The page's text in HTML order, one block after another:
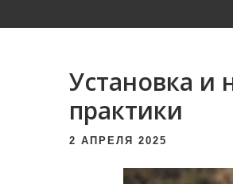
Установка и
практики
2 АПРЕЛЯ 2025